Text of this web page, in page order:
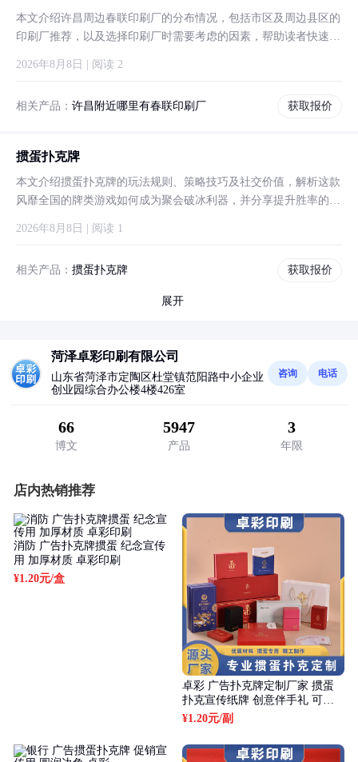
本文介绍许昌周边春联印刷厂的分布情况，包括市区及周边县区的
印刷厂推荐，以及选择印刷厂时需要考虑的因素，帮助读者快速找
2026年8月8日 | 阅读 2
相关产品： 许昌附近哪里有春联印刷厂 获取报价
掼蛋扑克牌
本文介绍掼蛋扑克牌的玩法规则、策略技巧及社交价值，解析这款
风靡全国的牌类游戏如何成为聚会破冰利器，并分享提升胜率的关
2026年8月8日 | 阅读 1
相关产品： 掼蛋扑克牌 获取报价
展开
菏泽卓彩印刷有限公司
山东省菏泽市定陶区杜堂镇范阳路中小企业
创业园综合办公楼4楼426室
咨询 电话
66
博文
5947
产品
3
年限
店内热销推荐
消防 广告扑克牌掼蛋 纪念宣传
用 加厚材质 卓彩印刷
¥1.20元/盒
卓彩 广告扑克牌定制厂家 掼蛋
扑克宣传纸牌 创意伴手礼 可定
制
¥1.20元/副